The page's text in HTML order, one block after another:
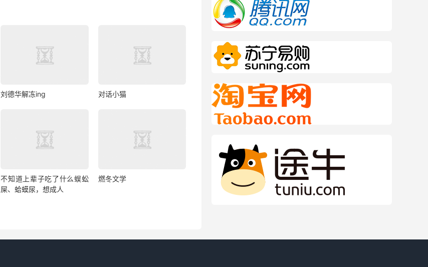
刘德华解冻ing 对话小猫
不知道上辈子吃了什么蜈蚣
屎、蛤蟆尿，想成人
燃冬文学